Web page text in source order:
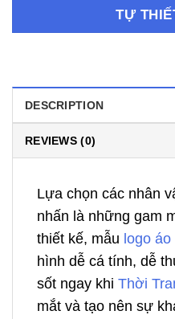
TỰ
DESCRIPTION
REVIEWS (0)
Lựa chọn các nhân
nhấn là những gam
thiết kế, mẫu logo
hình dễ cá tính, dễ
sốt ngay khi Thời
mắt và tạo nên sự